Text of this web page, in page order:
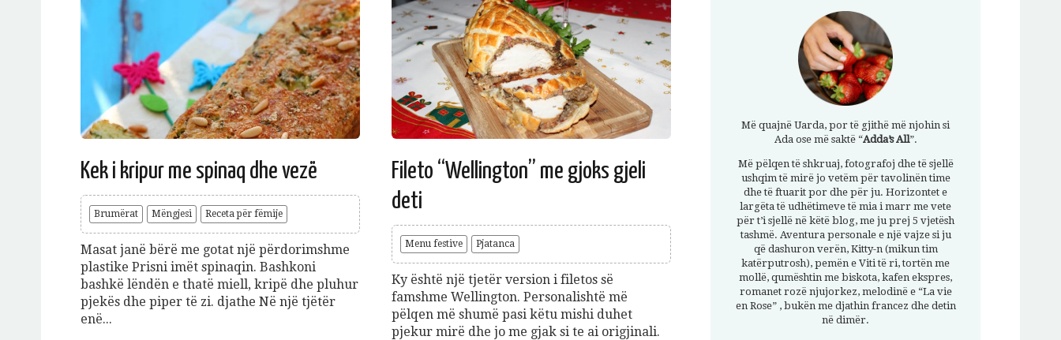
Kek i kripur me spinaq dhe vezë
Brumërat Mëngjesi Receta për fëmije
Masat janë bërë me gotat një përdorimshme
plastike Prisni imët spinaqin. Bashkoni
bashkë lëndën e thatë miell, kripë dhe pluhur
pjekës dhe piper të zi. djathe Në një tjëtër
enë...
Fileto “Wellington” me gjoks gjeli
deti
Menu festive Pjatanca
Ky është një tjetër version i filetos së
famshme Wellington. Personalishtë më
pëlqen më shumë pasi këtu mishi duhet
pjekur mirë dhe jo me gjak si te ai origjinali.
Më quajnë Uarda, por të gjithë më njohin si
Ada ose më saktë “Adda’s All”.
Më pëlqen të shkruaj, fotografoj dhe të sjellë
ushqim të mirë jo vetëm për tavolinën time
dhe të ftuarit por dhe për ju. Horizontet e
largëta të udhëtimeve të mia i marr me vete
për t’i sjellë në këtë blog, me ju prej 5 vjetësh
tashmë. Aventura personale e një vajze si ju
që dashuron verën, Kitty-n (mikun tim
katërputrosh), pemën e Viti të ri, tortën me
mollë, qumështin me biskota, kafen ekspres,
romanet rozë njujorkez, melodinë e “La vie
en Rose” , bukën me djathin francez dhe detin
në dimër.